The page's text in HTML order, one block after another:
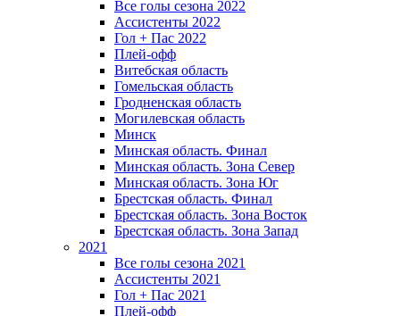
Все голы сезона 2022
Ассистенты 2022
Гол + Пас 2022
Плей-офф
Витебская область
Гомельская область
Гродненская область
Могилевская область
Минск
Mинская область. Финал
Минская область. Зона Север
Минская область. Зона Юг
Брестская область. Финал
Брестская область. Зона Восток
Брестская область. Зона Запад
2021
Все голы сезона 2021
Ассистенты 2021
Гол + Пас 2021
Плей-офф